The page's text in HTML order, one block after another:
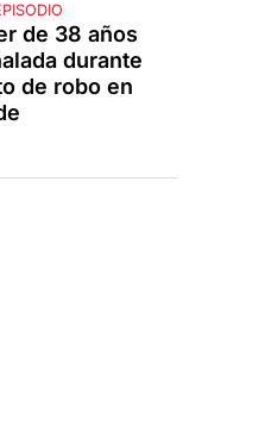
de 38 años
durante
de robo en